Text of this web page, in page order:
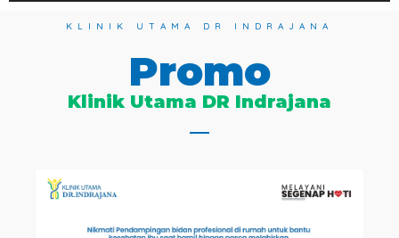
KLINIK UTAMA DR INDRAJANA
Promo
Klinik Utama DR Indrajana